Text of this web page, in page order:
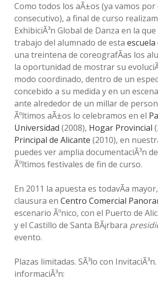
o
k
e
r
a
m
a
M
G
Como todos los aÃ±os (ya vamos por
consecutivo), a final de curso
ExhibiciÃ³n Global de Danza en la
trabajo del alumnado de esta escuela
una treintena de coreografÃ­as los
la oportunidad de mostrar su
modo coordinado, dentro de un
concebido a su medida y en un
ante alrededor de un millar de
Ãºltimos aÃ±os lo celebramos en el
Universidad (2008), Hogar Provincial
Principal de Alicante (2010), en
puedes ver amplia documentaciÃ³n
Ãºltimos festivales de fin de curso.
En 2011 la apuesta es todavÃ­a
clausura en Centro Comercial
escenario Ãºnico, con el Puerto de
y el Castillo de Santa BÃ¡rbara
evento.
Plazas limitadas. SÃ³lo con InvitaciÃ³n.
informaciÃ³n: